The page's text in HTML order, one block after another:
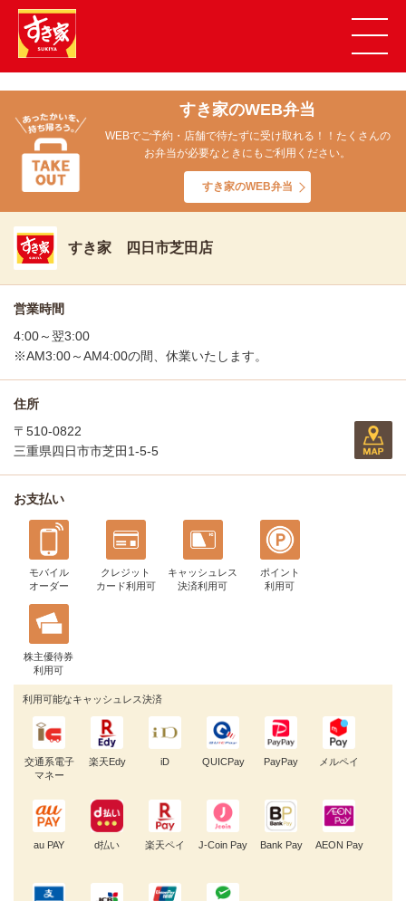
すき家のWEB弁当
WEBでご予約・店舗で待たずに受け取れる！！たくさんの
お弁当が必要なときにもご利用ください。
すき家のWEB弁当
すき家 四日市芝田店
営業時間
4:00～翌3:00
※AM3:00～AM4:00の間、休業いたします。
住所
〒510-0822
三重県四日市市芝田1-5-5
お支払い
モバイル
オーダー
クレジット
カード利用可
キャッシュレス
決済利用可
ポイント
利用可
株主優待券
利用可
利用可能なキャッシュレス決済
交通系電子
マネー
楽天Edy iD QUICPay PayPay メルペイ
au PAY d払い 楽天ペイ J-Coin Pay Bank Pay AEON Pay